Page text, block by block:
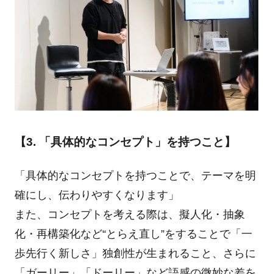
【3. 「具体的なコンセプト」を持つこと】
「具体的なコンセプトを持つことで、テーマを明
確にし、伝わりやすくなります」
また、コンセプトを考える際は、擬人化・抽象
化・再構築化など“とらえ直し”をすることで「一
歩先行く新しさ」独創性が生まれること、さらに